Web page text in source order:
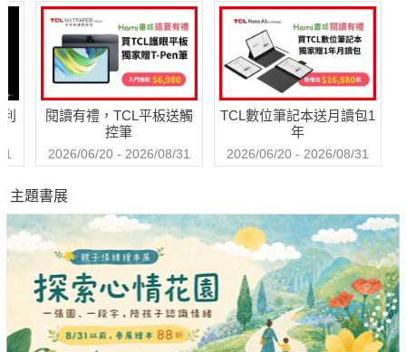
方面，往往干預時機太晚，並常以損害健康或生活品質為代價來
延長壽命。
在約翰霍普金斯醫院、美國國衛院國家癌症研究所接受訓練，史
丹佛醫學院畢業的長壽專家阿提亞，曾是拳擊手、馬拉松游泳健
而且有早逝於心臟病的風險。這個發現促使他開始探索長壽之
道，研究如何預防、延緩、甚至逆轉那些導致大多數人死亡的慢
性衰老疾病：心臟病、癌症、神經退化性疾病、第二型糖尿病與
相關代謝功能障礙。
他將這四大慢性衰老疾病稱為「四騎士」，運用最新科學為基礎
的醫學3.0與營養3.0，提出3大策略、5大戰術，幫助讀者不僅能
夠更長壽，在身體、認知和情緒上也更健康。這本內容與銷量都
會變成大問題
閱讀有禮，TCL平板送觸
控筆
2026/06/20 - 2026/08/31
TCL數位筆記本送月讀包1
年
2026/06/20 - 2026/08/31
主題書展